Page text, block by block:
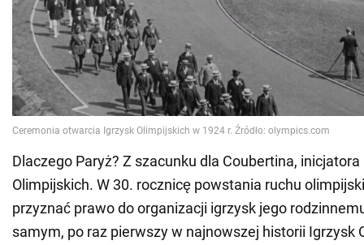
Dlaczego Paryż? Z szacunku dla Coubertina,
Olimpijskich. W 30. rocznicę powstania ruchu
przyznać prawo do organizacji igrzysk jego
samym, po raz pierwszy w najnowszej historii Igrzysk